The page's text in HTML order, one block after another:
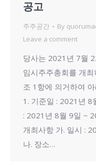
공고
주주공간 By
Leave a comment
당사는 2021년 7월
임시주주총회를 개
조 1항에 의거하여
1. 기준일 : 2021년 8
: 2021년 8월 9일 ~
개최사항 가. 일시 :
나. 장소…